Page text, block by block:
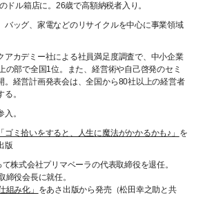
ドル箱店に。26歳で高額納税者入り。
バッグ、家電などのリサイクルを中心に事業領域
アカデミー社による社員満足度調査で、中小企業
の部で全国1位。また、経営術や自己啓発のセミ
。経営計画発表会は、全国から80社以上の経営者
。
。
「ゴミ拾いをすると、人生に魔法がかかるかも♪」 を
版
株式会社プリマベーラの代表取締役を退任。
締役会長に就任。
組み化」 をあさ出版から発売（松田幸之助と共